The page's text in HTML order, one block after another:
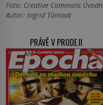
Foto: Creative Commons
Autor: Ingrid Tůmová
PRÁVĚ V PRODEJI